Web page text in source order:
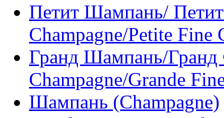
Петит Шампань/
Champagne/Petite Fine
Гранд Шампань/
Champagne/Grande
Шампань (Champagne)